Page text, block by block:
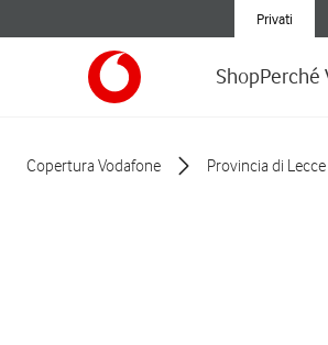
Privati
ShopPerché
Copertura Vodafone Provincia di Lecce